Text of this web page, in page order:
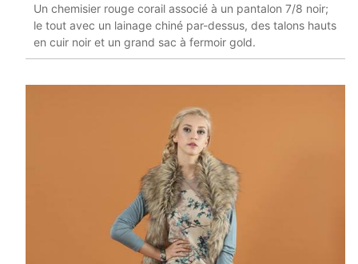
Un chemisier rouge corail associé à un pantalon 7/8 noir;
le tout avec un lainage chiné par-dessus, des talons hauts
en cuir noir et un grand sac à fermoir gold.